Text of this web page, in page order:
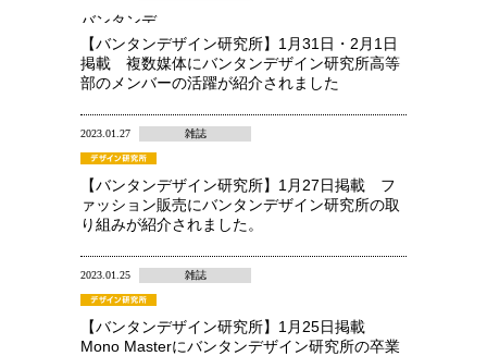
バンタンデ
ザイン研究
所 高等部
【バンタンデザイン研究所】1月31日・2月1日
掲載 複数媒体にバンタンデザイン研究所高等
部のメンバーの活躍が紹介されました
2023.01.27 雑誌
【バンタンデザイン研究所】1月27日掲載 フ
ァッション販売にバンタンデザイン研究所の取
り組みが紹介されました。
2023.01.25 雑誌
【バンタンデザイン研究所】1月25日掲載
Mono Masterにバンタンデザイン研究所の卒業